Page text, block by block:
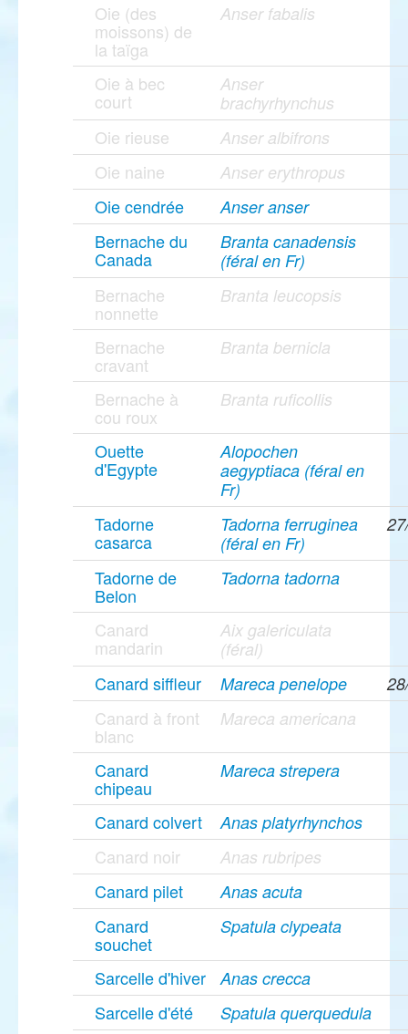
Oie (des
moissons) de
la taïga
Anser fabalis
Oie à bec
court
Anser
brachyrhynchus
Oie rieuse Anser albifrons
Oie naine Anser erythropus
Oie cendrée Anser anser
Bernache du
Canada
Branta canadensis
(féral en Fr)
Bernache
nonnette
Branta leucopsis
Bernache
cravant
Branta bernicla
Bernache à
cou roux
Branta ruficollis
Ouette
d'Egypte
Alopochen
aegyptiaca (féral en
Fr)
Tadorne
casarca
Tadorna ferruginea
(féral en Fr)
Tadorne de
Belon
Tadorna tadorna
Canard
mandarin
Aix galericulata
(féral)
Canard siffleur Mareca penelope
Canard à front
blanc
Mareca americana
Canard
chipeau
Mareca strepera
Canard colvert Anas platyrhynchos
Canard noir Anas rubripes
Canard pilet Anas acuta
Canard
souchet
Spatula clypeata
Sarcelle d'hiver Anas crecca
Sarcelle d'été Spatula querquedula